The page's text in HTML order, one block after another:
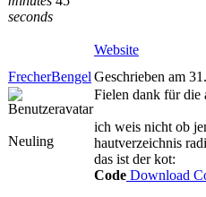
seconds
Website
FrecherBengel Geschrieben am
Neuling
Fielen dank für die
ich weis nicht ob
hautverzeichnis
das ist der kot:
Code Download